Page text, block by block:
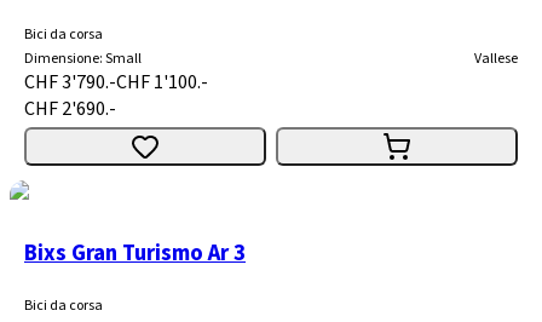
Bici da corsa
Dimensione:Small Vallese
CHF 3'790.-CHF 1'100.-
CHF 2'690.-
Bixs Gran Turismo Ar 3
Bici da corsa